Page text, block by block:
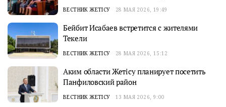
ВЕСТНИК ЖЕТІСУ 28 МАЯ 2026, 19:49
Бейбит Исабаев встретится с жителями
Текели
ВЕСТНИК ЖЕТІСУ 28 МАЯ 2026, 15:12
Аким области Жетісу планирует посетить
Панфиловский район
ВЕСТНИК ЖЕТІСУ 13 МАЯ 2026, 9:00